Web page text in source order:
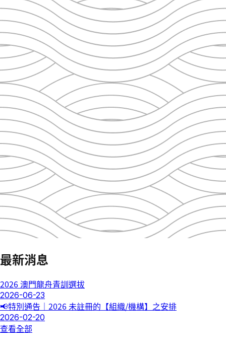
最新消息
2026 澳門龍舟青訓選拔
2026-06-23
📢特別通告｜2026 未註冊的【組織/機構】之安排
2026-02-20
查看全部